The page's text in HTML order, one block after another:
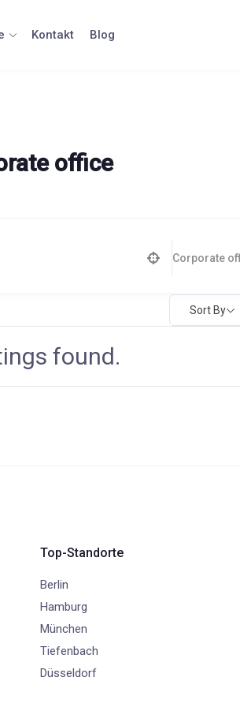
Kontakt Blog
office
Corporate
Sort By
found.
Top-Standorte
Berlin
Hamburg
München
Tiefenbach
Düsseldorf